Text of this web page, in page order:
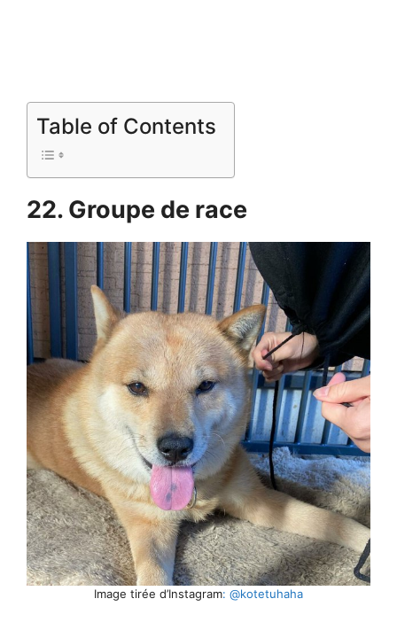
Table of Contents
22. Groupe de race
Image tirée d’Instagram: @kotetuhaha